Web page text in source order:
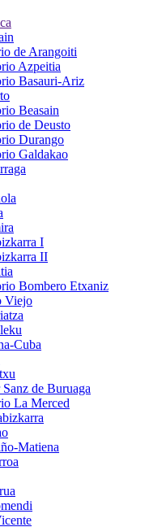
de Arangoiti
Azpeitia
Basauri-Ariz
Beasain
de Deusto
Durango
Galdakao
I
II
Bombero Etxaniz
Viejo
Cuba
de Buruaga
La Merced
Matiena